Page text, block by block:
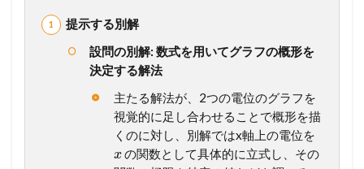
提示する別解
設問の別解: 数式を用いてグラフの概形を
決定する解法
主たる解法が、2つの電位のグラフを
視覚的に足し合わせることで概形を描
くのに対し、別解ではx軸上の電位を
xの関数として具体的に立式し、その